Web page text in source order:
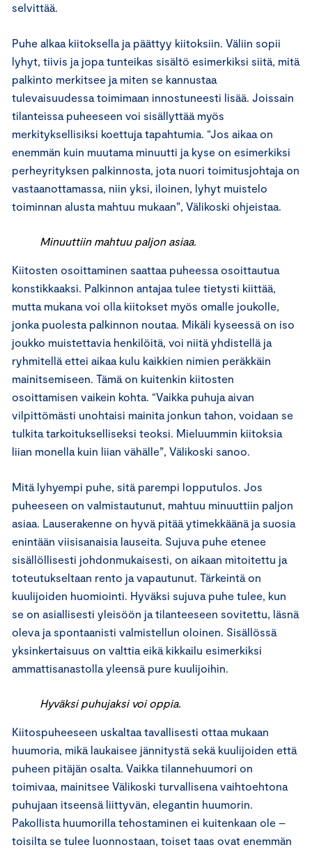
selvittää.
Puhe alkaa kiitoksella ja päättyy kiitoksiin. Väliin sopii
lyhyt, tiivis ja jopa tunteikas sisältö esimerkiksi siitä, mitä
palkinto merkitsee ja miten se kannustaa
tulevaisuudessa toimimaan innostuneesti lisää. Joissain
tilanteissa puheeseen voi sisällyttää myös
merkityksellisiksi koettuja tapahtumia. “Jos aikaa on
enemmän kuin muutama minuutti ja kyse on esimerkiksi
perheyrityksen palkinnosta, jota nuori toimitusjohtaja on
vastaanottamassa, niin yksi, iloinen, lyhyt muistelo
toiminnan alusta mahtuu mukaan”, Välikoski ohjeistaa.
Minuuttiin mahtuu paljon asiaa.
Kiitosten osoittaminen saattaa puheessa osoittautua
konstikkaaksi. Palkinnon antajaa tulee tietysti kiittää,
mutta mukana voi olla kiitokset myös omalle joukolle,
jonka puolesta palkinnon noutaa. Mikäli kyseessä on iso
joukko muistettavia henkilöitä, voi niitä yhdistellä ja
ryhmitellä ettei aikaa kulu kaikkien nimien peräkkäin
mainitsemiseen. Tämä on kuitenkin kiitosten
osoittamisen vaikein kohta. “Vaikka puhuja aivan
vilpittömästi unohtaisi mainita jonkun tahon, voidaan se
tulkita tarkoitukselliseksi teoksi. Mieluummin kiitoksia
liian monella kuin liian vähälle”, Välikoski sanoo.
Mitä lyhyempi puhe, sitä parempi lopputulos. Jos
puheeseen on valmistautunut, mahtuu minuuttiin paljon
asiaa. Lauserakenne on hyvä pitää ytimekkäänä ja suosia
enintään viisisanaisia lauseita. Sujuva puhe etenee
sisällöllisesti johdonmukaisesti, on aikaan mitoitettu ja
toteutukseltaan rento ja vapautunut. Tärkeintä on
kuulijoiden huomiointi. Hyväksi sujuva puhe tulee, kun
se on asiallisesti yleisöön ja tilanteeseen sovitettu, läsnä
oleva ja spontaanisti valmistellun oloinen. Sisällössä
yksinkertaisuus on valttia eikä kikkailu esimerkiksi
ammattisanastolla yleensä pure kuulijoihin.
Hyväksi puhujaksi voi oppia.
Kiitospuheeseen uskaltaa tavallisesti ottaa mukaan
huumoria, mikä laukaisee jännitystä sekä kuulijoiden että
puheen pitäjän osalta. Vaikka tilannehuumori on
toimivaa, mainitsee Välikoski turvallisena vaihtoehtona
puhujaan itseensä liittyvän, elegantin huumorin.
Pakollista huumorilla tehostaminen ei kuitenkaan ole –
toisilta se tulee luonnostaan, toiset taas ovat enemmän